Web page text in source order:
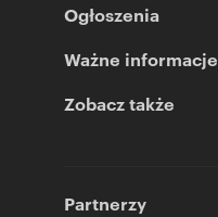
Ogłoszenia
Ważne informacje
Zobacz także
Partnerzy